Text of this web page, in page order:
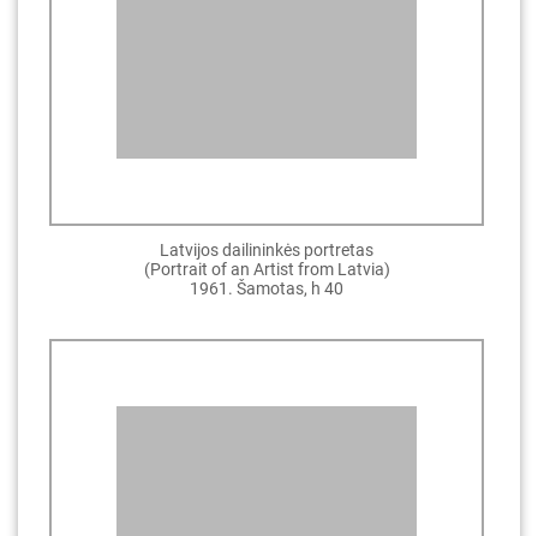
Latvijos dailininkės portretas
(Portrait of an Artist from Latvia)
1961. Šamotas, h 40